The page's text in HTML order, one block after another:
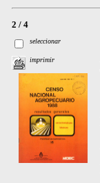
2 / 4
seleccionar
imprimir